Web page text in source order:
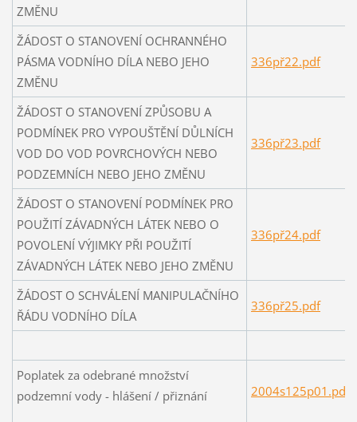
ZMĚNU
ŽÁDOST O STANOVENÍ OCHRANNÉHO
PÁSMA VODNÍHO DÍLA NEBO JEHO
ZMĚNU
336př22.pdf
ŽÁDOST O STANOVENÍ ZPŮSOBU A
PODMÍNEK PRO VYPOUŠTĚNÍ DŮLNÍCH
VOD DO VOD POVRCHOVÝCH NEBO
PODZEMNÍCH NEBO JEHO ZMĚNU
336př23.pdf
ŽÁDOST O STANOVENÍ PODMÍNEK PRO
POUŽITÍ ZÁVADNÝCH LÁTEK NEBO O
POVOLENÍ VÝJIMKY PŘI POUŽITÍ
ZÁVADNÝCH LÁTEK NEBO JEHO ZMĚNU
336př24.pdf
ŽÁDOST O SCHVÁLENÍ MANIPULAČNÍHO
ŘÁDU VODNÍHO DÍLA
336př25.pdf
Poplatek za odebrané množství
podzemní vody - hlášení / přiznání
2004s125p01.pdf